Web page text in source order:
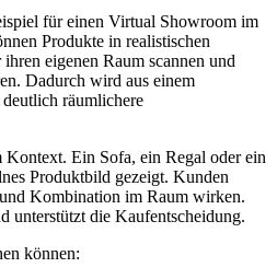
für einen Virtual Showroom im
Produkte in realistischen
eigenen Raum scannen und
Dadurch wird aus einem
räumlichere
Ein Sofa, ein Regal oder ein
Produktbild gezeigt. Kunden
Kombination im Raum wirken.
unterstützt die Kaufentscheidung.
können: